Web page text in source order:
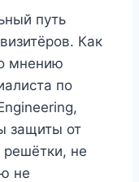
путь
Как
мнению
по
защиты от
решётки, не
не